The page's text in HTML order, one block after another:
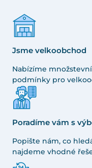
Jsme velkoobchod
Nabízíme
podmínky pro
Poradíme vám s
Popište nám, co
najdeme vhodné